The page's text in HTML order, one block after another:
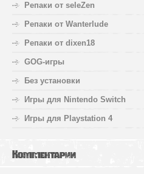
Репаки от seleZen
Репаки от Wanterlude
Репаки от dixen18
GOG-игры
Без установки
Игры для Nintendo Switch
Игры для Playstation 4
Комментарии